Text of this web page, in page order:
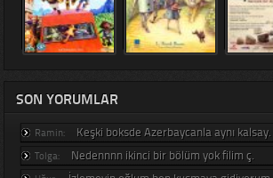
SON YORUMLAR
Ramin: Keşki boksde Azerbaycanla aynı kalsay.
Tolga: Nedennnn ikinci bir bölüm yok filim ç.